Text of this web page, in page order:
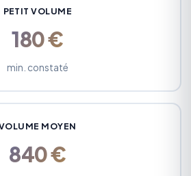
PETIT VOLUME
180 €
min. constaté
MOYEN
840 €